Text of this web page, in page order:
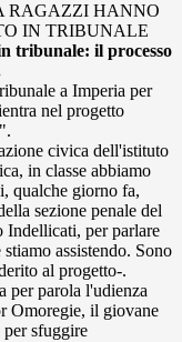
RAGAZZI HANNO
IN TRIBUNALE
tribunale: il processo
a Imperia per
nel progetto
".
civica dell'istituto
in classe abbiamo
qualche giorno fa,
sezione penale del
per parlare
assistendo. Sono
al progetto-.
per parola l'udienza
Omoregie, il giovane
sfuggire